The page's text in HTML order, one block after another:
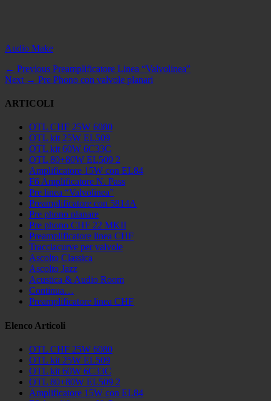
Categories
Audio Make
Navigazione
articoli
← Previous Previous
post:
Preamplificatore Linea “Valvolinea”
Next → Next
Pre Phono con valvole planari
ARTICOLI
OTL CHF 25W 6080
OTL kit 25W EL509
OTL kit 60W 6C33C
OTL 80+80W EL509 2
Amplificatore 15W con EL84
F6 Amplificatore N. Pass
Pre linea “Valvolinea”
Preamplificatore con 5814A
Pre phono planare
Pre phono CHF 22 MKII
Preamplificatore linea CHF
Tracciacurve per valvole
Ascolto Classica
Ascolto Jazz
Acustica & Audio Room
Continua…
Preamplificatore linea CHF
Elenco Articoli
OTL CHF 25W 6080
OTL kit 25W EL509
OTL kit 60W 6C33C
OTL 80+80W EL509 2
Amplificatore 15W con EL84